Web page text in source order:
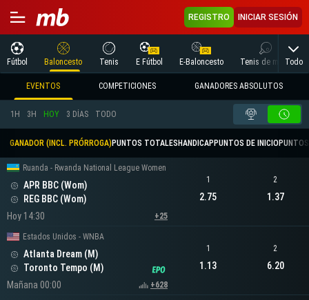
REGISTRO INICIAR SESIÓN
Fútbol Baloncesto Tenis E Fútbol E-Baloncesto Tenis de mesaTodo
EVENTOS COMPETICIONES GANADORES ABSOLUTOS
1H 3H HOY 3 DÍAS TODO
GANADOR (INCL. PRÓRROGA) PUNTOS TOTALES HANDICAP PUNTOS DE INICIO
Ruanda - Rwanda National League Women
APR BBC (Wom)
REG BBC (Wom)
Hoy 14:30
+25
1
2.75
2
1.37
Estados Unidos - WNBA
Atlanta Dream (M)
Toronto Tempo (M)
Mañana 00:00
+628
1
1.13
2
6.20